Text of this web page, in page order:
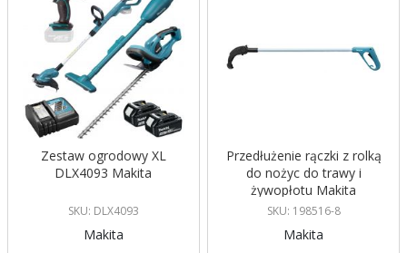
Zestaw ogrodowy XL
DLX4093 Makita
SKU: DLX4093
Makita
Przedłużenie rączki z rolką
do nożyc do trawy i
żywopłotu Makita
SKU: 198516-8
Makita